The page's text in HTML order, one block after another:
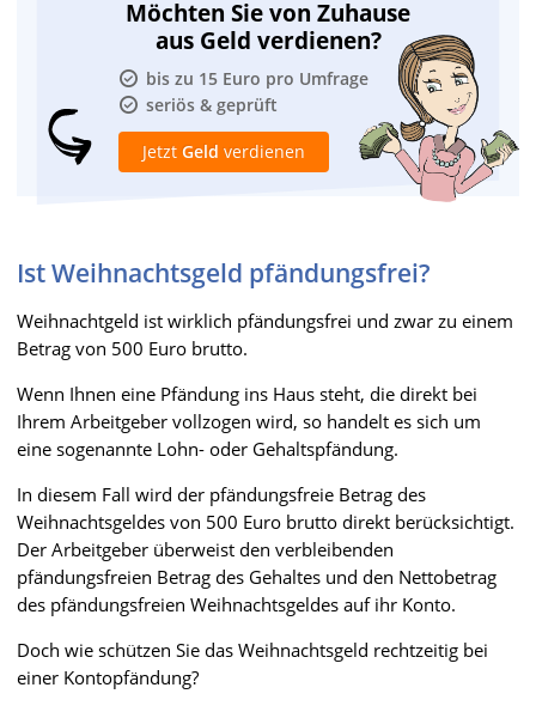
Möchten Sie von Zuhause
aus Geld verdienen?
bis zu 15 Euro pro Umfrage
seriös & geprüft
Jetzt Geld verdienen
Ist Weihnachtsgeld pfändungsfrei?
Weihnachtgeld ist wirklich pfändungsfrei und zwar zu einem
Betrag von 500 Euro brutto.
Wenn Ihnen eine Pfändung ins Haus steht, die direkt bei
Ihrem Arbeitgeber vollzogen wird, so handelt es sich um
eine sogenannte Lohn- oder Gehaltspfändung.
In diesem Fall wird der pfändungsfreie Betrag des
Weihnachtsgeldes von 500 Euro brutto direkt berücksichtigt.
Der Arbeitgeber überweist den verbleibenden
pfändungsfreien Betrag des Gehaltes und den Nettobetrag
des pfändungsfreien Weihnachtsgeldes auf ihr Konto.
Doch wie schützen Sie das Weihnachtsgeld rechtzeitig bei
einer Kontopfändung?